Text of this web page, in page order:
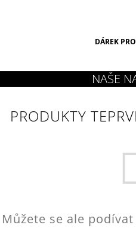
DÁREK
PRODUKTY
Můžete se ale